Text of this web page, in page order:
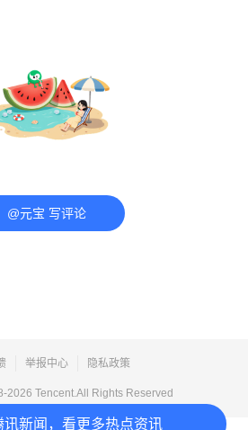
讯新闻，看更多热点资讯
@元宝 写评论
举报中心 隐私政策
2026 Tencent.All Rights Reserved